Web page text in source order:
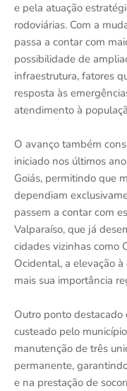
e pela atuação
rodoviárias. Com a
passa a contar com
possibilidade de
infraestrutura, fatores
resposta às
atendimento à
O avanço também
iniciado nos últimos
Goiás, permitindo que
dependiam
passem a contar com
Valparaíso, que já
cidades vizinhas como
Ocidental, a elevação
mais sua importância
Outro ponto destacado
custeado pelo
manutenção de três
permanente,
e na prestação de